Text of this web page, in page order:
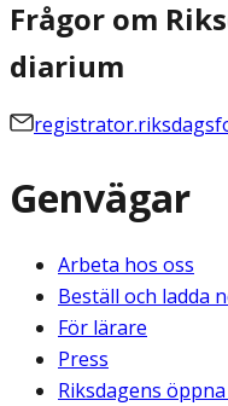
Frågor om
diarium
Genvägar
Arbeta hos oss
Beställ och ladda
För lärare
Press
Riksdagens